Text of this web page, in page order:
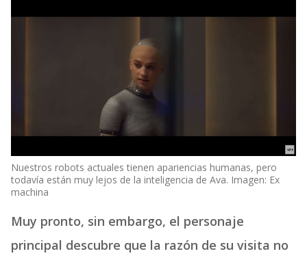
Nuestros robots actuales tienen apariencias humanas, pero
todavía están muy lejos de la inteligencia de Ava. Imagen: Ex
machina
Muy pronto, sin embargo, el personaje
principal descubre que la razón de su visita no